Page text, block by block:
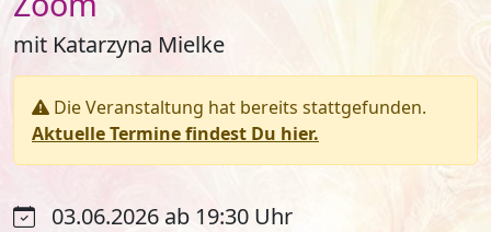
mit Katarzyna Mielke
Die Veranstaltung hat bereits stattgefunden.
Aktuelle Termine findest Du hier.
03.06.2026 ab 19:30 Uhr